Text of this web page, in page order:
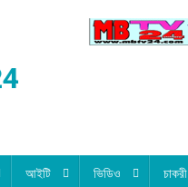
আইটি ভিডিও চাকরী